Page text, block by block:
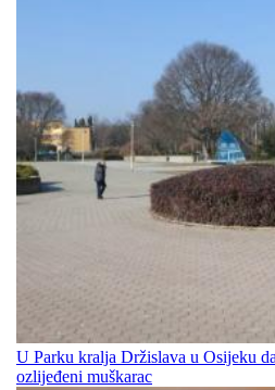
U Parku kralja Držislava u Osijeku
ozlijeđeni muškarac